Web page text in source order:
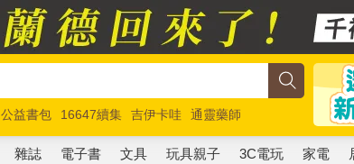
公益書包 16647續集 吉伊卡哇
通靈藥師
馬斯克 玩具總動員5 超慢跑
雜誌 電子書 文具 玩具親子 3C電玩 家電